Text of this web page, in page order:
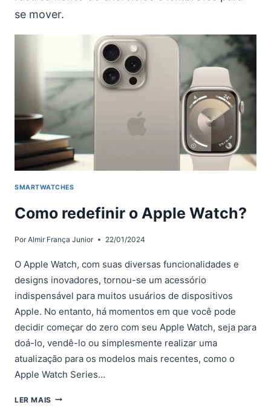
se mover.
SMARTWATCHES
Como redefinir o Apple Watch?
Por Almir França Junior 22/01/2024
O Apple Watch, com suas diversas funcionalidades e
designs inovadores, tornou-se um acessório
indispensável para muitos usuários de dispositivos
Apple. No entanto, há momentos em que você pode
decidir começar do zero com seu Apple Watch, seja para
doá-lo, vendê-lo ou simplesmente realizar uma
atualização para os modelos mais recentes, como o
Apple Watch Series…
LER MAISCOMO